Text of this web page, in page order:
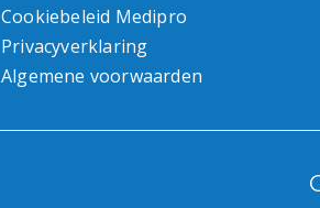
Cookiebeleid Medipro
Privacyverklaring
Algemene voorwaarden